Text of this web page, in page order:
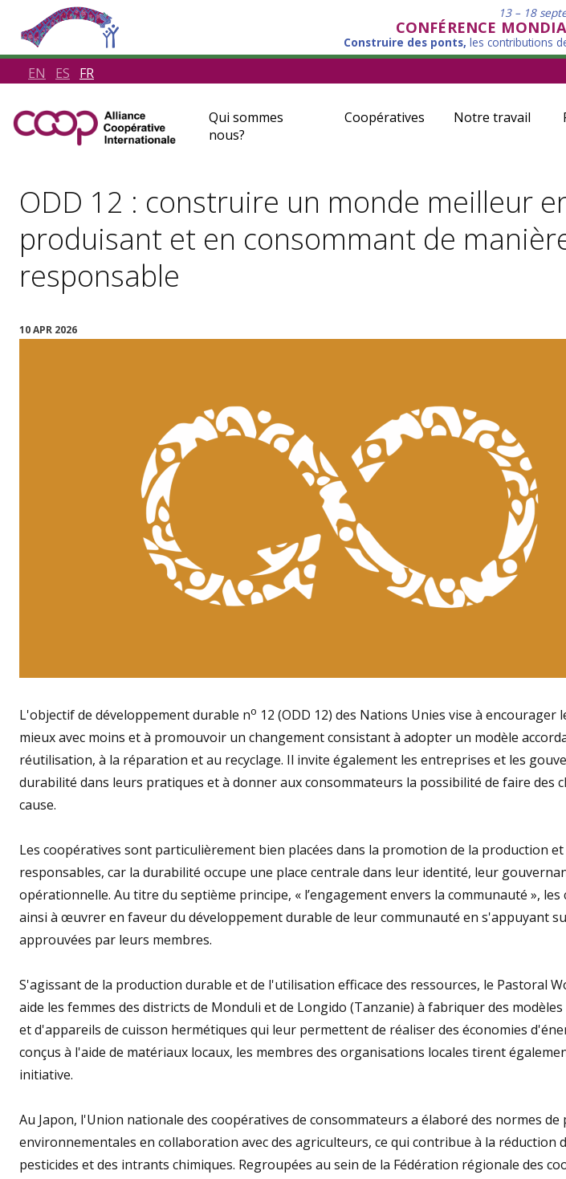
13 – 18
CONFÉRENCE
Construire des ponts, les contributions
EN ES FR
Qui sommes
nous?
Coopératives Notre travail
ODD 12 : construire un monde meilleur
produisant et en consommant de
responsable
10 APR 2026
L'objectif de développement durable no 12 (ODD 12) des Nations Unies vise à encourager
mieux avec moins et à promouvoir un changement consistant à adopter un modèle
réutilisation, à la réparation et au recyclage. Il invite également les entreprises et les
durabilité dans leurs pratiques et à donner aux consommateurs la possibilité de faire des
cause.
Les coopératives sont particulièrement bien placées dans la promotion de la production
responsables, car la durabilité occupe une place centrale dans leur identité, leur
opérationnelle. Au titre du septième principe, « l’engagement envers la communauté »,
ainsi à œuvrer en faveur du développement durable de leur communauté en s'appuyant
approuvées par leurs membres.
S'agissant de la production durable et de l'utilisation efficace des ressources, le Pastoral
aide les femmes des districts de Monduli et de Longido (Tanzanie) à fabriquer des
et d'appareils de cuisson hermétiques qui leur permettent de réaliser des économies
conçus à l'aide de matériaux locaux, les membres des organisations locales tirent
initiative.
Au Japon, l'Union nationale des coopératives de consommateurs a élaboré des normes
environnementales en collaboration avec des agriculteurs, ce qui contribue à la réduction
pesticides et des intrants chimiques. Regroupées au sein de la Fédération régionale des